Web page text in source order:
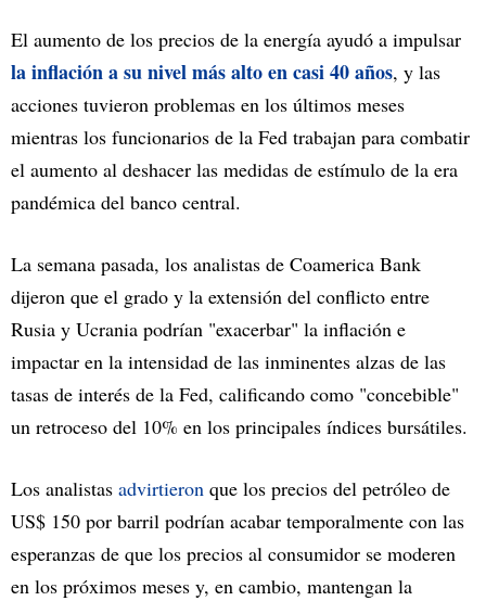
El aumento de los precios de la energía ayudó a impulsar
la inflación a su nivel más alto en casi 40 años, y las
acciones tuvieron problemas en los últimos meses
mientras los funcionarios de la Fed trabajan para combatir
el aumento al deshacer las medidas de estímulo de la era
pandémica del banco central.
La semana pasada, los analistas de Coamerica Bank
dijeron que el grado y la extensión del conflicto entre
Rusia y Ucrania podrían "exacerbar" la inflación e
impactar en la intensidad de las inminentes alzas de las
tasas de interés de la Fed, calificando como "concebible"
un retroceso del 10% en los principales índices bursátiles.
Los analistas advirtieron que los precios del petróleo de
US$ 150 por barril podrían acabar temporalmente con las
esperanzas de que los precios al consumidor se moderen
en los próximos meses y, en cambio, mantengan la